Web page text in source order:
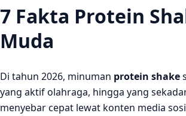
7 Fakta Protein
Muda
Di tahun 2026, minuman protein shake
yang aktif olahraga, hingga yang
menyebar cepat lewat konten media